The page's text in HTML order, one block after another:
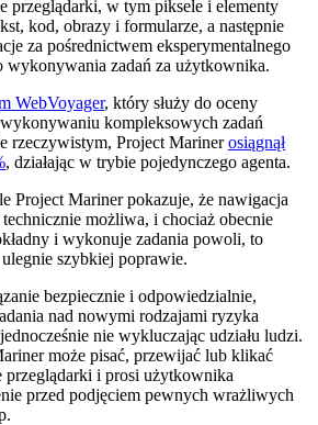
przeglądarki, w tym piksele i elementy
kod, obrazy i formularze, a następnie
za pośrednictwem eksperymentalnego
wykonywania zadań za użytkownika.
WebVoyager, który służy do oceny
kompleksowych zadań
rzeczywistym, Project Marinerosiągnął
, działając w trybie pojedynczego agenta.
Project Mariner pokazuje, że nawigacja
możliwa, i chociaż obecnie
i wykonuje zadania powoli, to
ulegnie szybkiej poprawie.
bezpiecznie i odpowiedzialnie,
nad nowymi rodzajami ryzyka
nie wykluczając udziału ludzi.
może pisać, przewijać lub klikać
i prosi użytkownika
przed podjęciem pewnych wrażliwych